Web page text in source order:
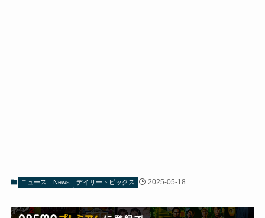
ニュース｜News デイリートピックス 2025-05-18